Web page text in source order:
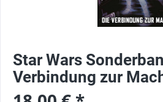
Star Wars
Verbindung zur